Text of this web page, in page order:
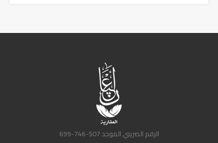
الرقم الضريبي الموحد 507-746-699